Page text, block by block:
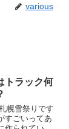
various
トラック何
幌雪祭りです
すごいってあ